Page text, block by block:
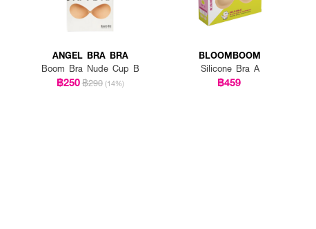
ANGEL BRA BRA
Boom Bra Nude Cup B
฿250฿290 (14%)
BLOOMBOOM
Silicone Bra A
฿459